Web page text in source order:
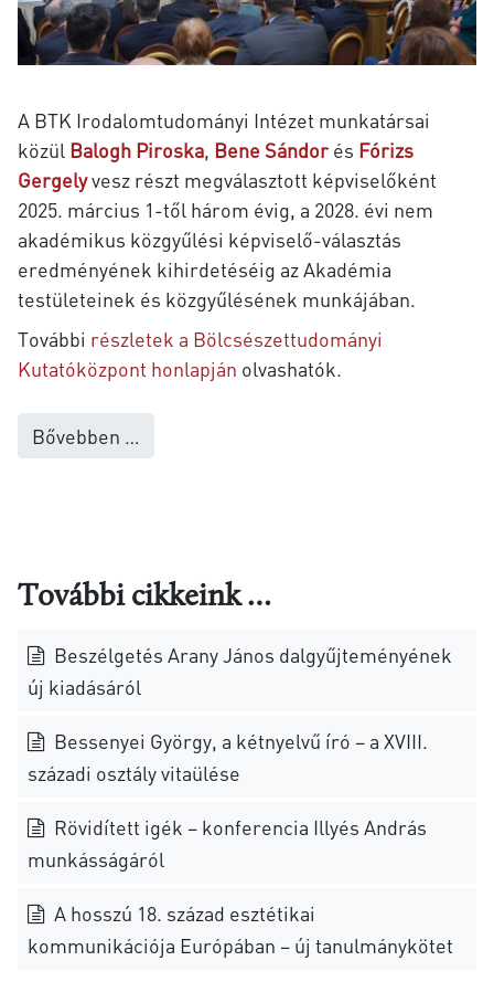
A BTK Irodalomtudományi Intézet munkatársai
közül Balogh Piroska, Bene Sándorés Fórizs
Gergelyvesz részt megválasztott képviselőként
2025. március 1-től három évig, a 2028. évi nem
akadémikus közgyűlési képviselő-választás
eredményének kihirdetéséig az Akadémia
testületeinek és közgyűlésének munkájában.
További részletek a Bölcsészettudományi
Kutatóközpont honlapján olvashatók.
Bővebben …
További cikkeink …
Beszélgetés Arany János dalgyűjteményének
új kiadásáról
Bessenyei György, a kétnyelvű író – a XVIII.
századi osztály vitaülése
Rövidített igék – konferencia Illyés András
munkásságáról
A hosszú 18. század esztétikai
kommunikációja Európában – új tanulmánykötet